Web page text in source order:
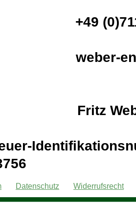
+49 (0)711
weber-
Fritz
Datenschutz Widerrufsrecht